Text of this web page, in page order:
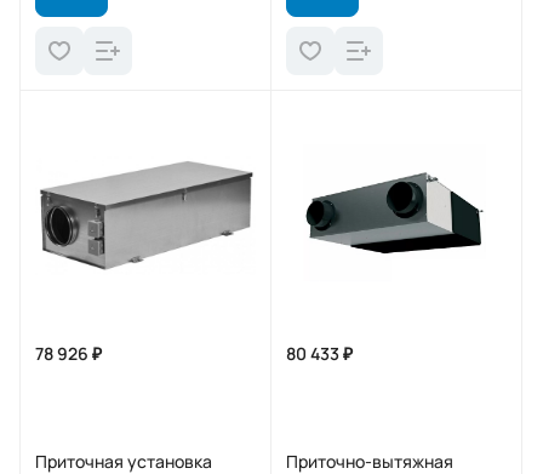
78 926 ₽
Приточная установка
80 433 ₽
Приточно-вытяжная